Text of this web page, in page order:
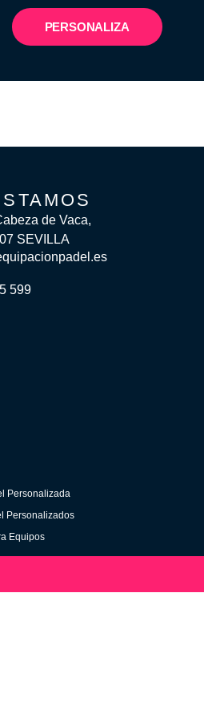
PERSONALIZA
de Vaca,
SEVILLA
599
Personalizada
Personalizados
Equipos